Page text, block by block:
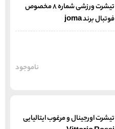
تیشرت ورزشی شماره 8 مخصوص
فوتبال برند joma
ناموجود
تیشرت اورجینال و مرغوب ایتالیایی